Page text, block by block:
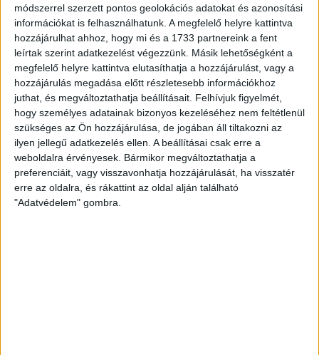
módszerrel szerzett pontos geolokációs adatokat és azonosítási
információkat is felhasználhatunk. A megfelelő helyre kattintva
hozzájárulhat ahhoz, hogy mi és a 1733 partnereink a fent
leírtak szerint adatkezelést végezzünk. Másik lehetőségként a
megfelelő helyre kattintva elutasíthatja a hozzájárulást, vagy a
hozzájárulás megadása előtt részletesebb információkhoz
juthat, és megváltoztathatja beállításait. Felhívjuk figyelmét,
hogy személyes adatainak bizonyos kezeléséhez nem feltétlenül
szükséges az Ön hozzájárulása, de jogában áll tiltakozni az
ilyen jellegű adatkezelés ellen. A beállításai csak erre a
weboldalra érvényesek. Bármikor megváltoztathatja a
preferenciáit, vagy visszavonhatja hozzájárulását, ha visszatér
erre az oldalra, és rákattint az oldal alján található
"Adatvédelem" gombra.
ZUBOR ZALÁN 2023. július 3. 10 p
Nem tudni, ki vezeti az orosz
hadsereget Prigozsin
puccskísérlete után – heti
összefoglalónk
Csaknem Moszkvát is megostromolta az orosz
hadvezetés ellen lázadó Wagner-csoport, az incidens
óta nem állt a nyilvánosság elé Sojgu hadügyminiszter
és Geraszimov főparancsnok.